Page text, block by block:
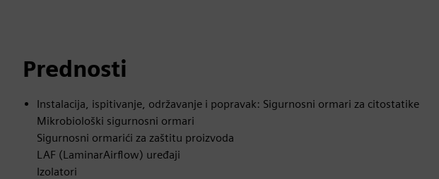
Prednosti
Instalacija, ispitivanje, održavanje i popravak: Sigurnosni ormari za citostatike
Mikrobiološki sigurnosni ormari
Sigurnosni ormarići za zaštitu proizvoda
LAF (LaminarAirflow) uređaji
Izolatori